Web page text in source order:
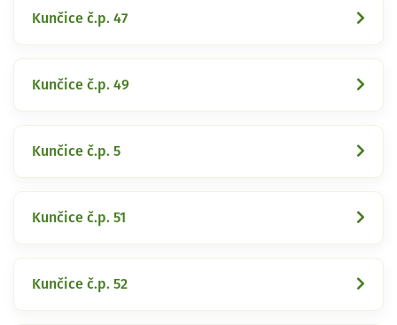
Kunčice č.p. 47
Kunčice č.p. 49
Kunčice č.p. 5
Kunčice č.p. 51
Kunčice č.p. 52